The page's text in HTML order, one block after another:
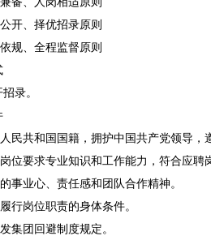
、择优招录原则
、全程监督原则
录。
共和国国籍，拥护中国共产党领导，
要求专业知识和工作能力，符合应聘
业心、责任感和团队合作精神。
岗位职责的身体条件。
团回避制度规定。